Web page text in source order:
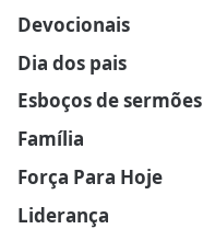
Devocionais
Dia dos pais
Esboços de sermões
Família
Força Para Hoje
Liderança